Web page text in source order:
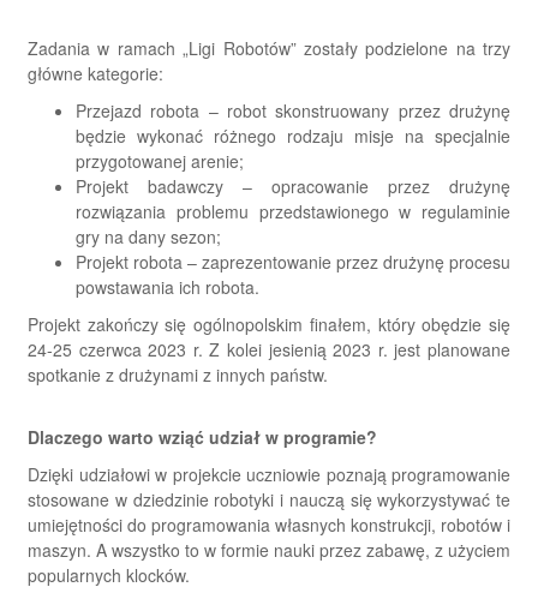
Zadania w ramach „Ligi Robotów” zostały podzielone na trzy
główne kategorie:
Przejazd robota – robot skonstruowany przez drużynę
będzie wykonać różnego rodzaju misje na specjalnie
przygotowanej arenie;
Projekt badawczy – opracowanie przez drużynę
rozwiązania problemu przedstawionego w regulaminie
gry na dany sezon;
Projekt robota – zaprezentowanie przez drużynę procesu
powstawania ich robota.
Projekt zakończy się ogólnopolskim finałem, który obędzie się
24-25 czerwca 2023 r. Z kolei jesienią 2023 r. jest planowane
spotkanie z drużynami z innych państw.
Dlaczego warto wziąć udział w programie?
Dzięki udziałowi w projekcie uczniowie poznają programowanie
stosowane w dziedzinie robotyki i nauczą się wykorzystywać te
umiejętności do programowania własnych konstrukcji, robotów i
maszyn. A wszystko to w formie nauki przez zabawę, z użyciem
popularnych klocków.